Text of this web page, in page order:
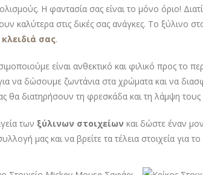
Η φαντασία σας είναι το μόνο όριο!
καλύτερα στις δικές σας ανάγκες. Το ξύλινο
σας.
είναι ανθεκτικό και φιλικό προς το
να δώσουμε ζωντάνια στα χρώματα και να
θα διατηρήσουν τη φρεσκάδα και τη λάμψη τους
των ξύλινων στοιχείων και δώστε έναν
μας και να βρείτε τα τέλεια στοιχεία για